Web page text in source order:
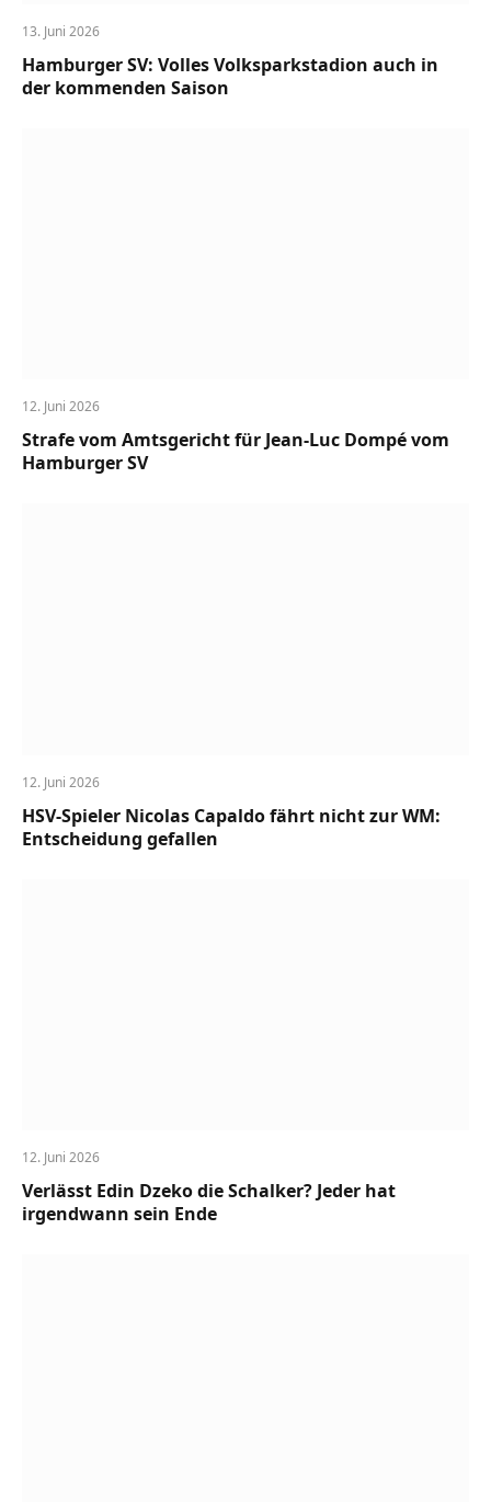
13. Juni 2026
Hamburger SV: Volles Volksparkstadion auch in
der kommenden Saison
12. Juni 2026
Strafe vom Amtsgericht für Jean-Luc Dompé vom
Hamburger SV
12. Juni 2026
HSV-Spieler Nicolas Capaldo fährt nicht zur WM:
Entscheidung gefallen
12. Juni 2026
Verlässt Edin Dzeko die Schalker? Jeder hat
irgendwann sein Ende